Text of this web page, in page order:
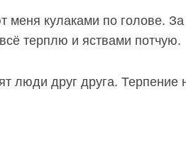
меня кулаками по голове.
терплю и яствами потчую.
люди друг друга.